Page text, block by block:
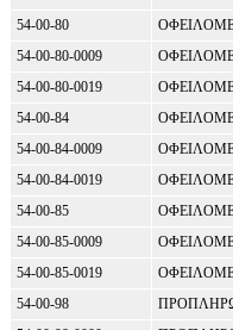
54-00-80
54-00-80-0009
54-00-80-0019
54-00-84
54-00-84-0009
54-00-84-0019
54-00-85
54-00-85-0009
54-00-85-0019
54-00-98